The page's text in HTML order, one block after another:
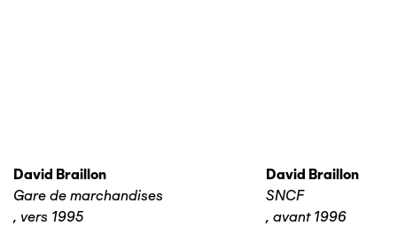
David Braillon
Gare de marchandises
, vers 1995
David Braillon
SNCF
, avant 1996